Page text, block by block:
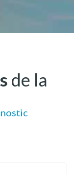
de la